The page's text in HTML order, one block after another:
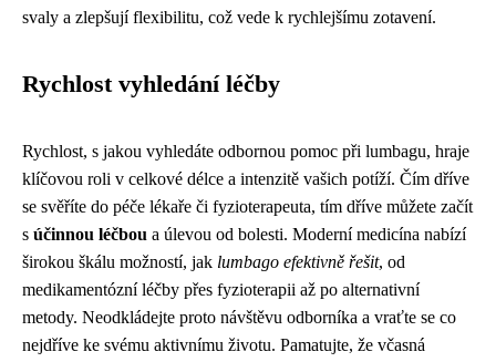
svaly a zlepšují flexibilitu, což vede k rychlejšímu zotavení.
Rychlost vyhledání léčby
Rychlost, s jakou vyhledáte odbornou pomoc při lumbagu, hraje
klíčovou roli v celkové délce a intenzitě vašich potíží. Čím dříve
se svěříte do péče lékaře či fyzioterapeuta, tím dříve můžete začít
s účinnou léčbou a úlevou od bolesti. Moderní medicína nabízí
širokou škálu možností, jak lumbago efektivně řešit, od
medikamentózní léčby přes fyzioterapii až po alternativní
metody. Neodkládejte proto návštěvu odborníka a vraťte se co
nejdříve ke svému aktivnímu životu. Pamatujte, že včasná